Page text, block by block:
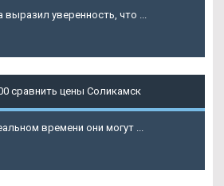
выразил уверенность, что ...
сравнить цены Соликамск
времени они могут ...